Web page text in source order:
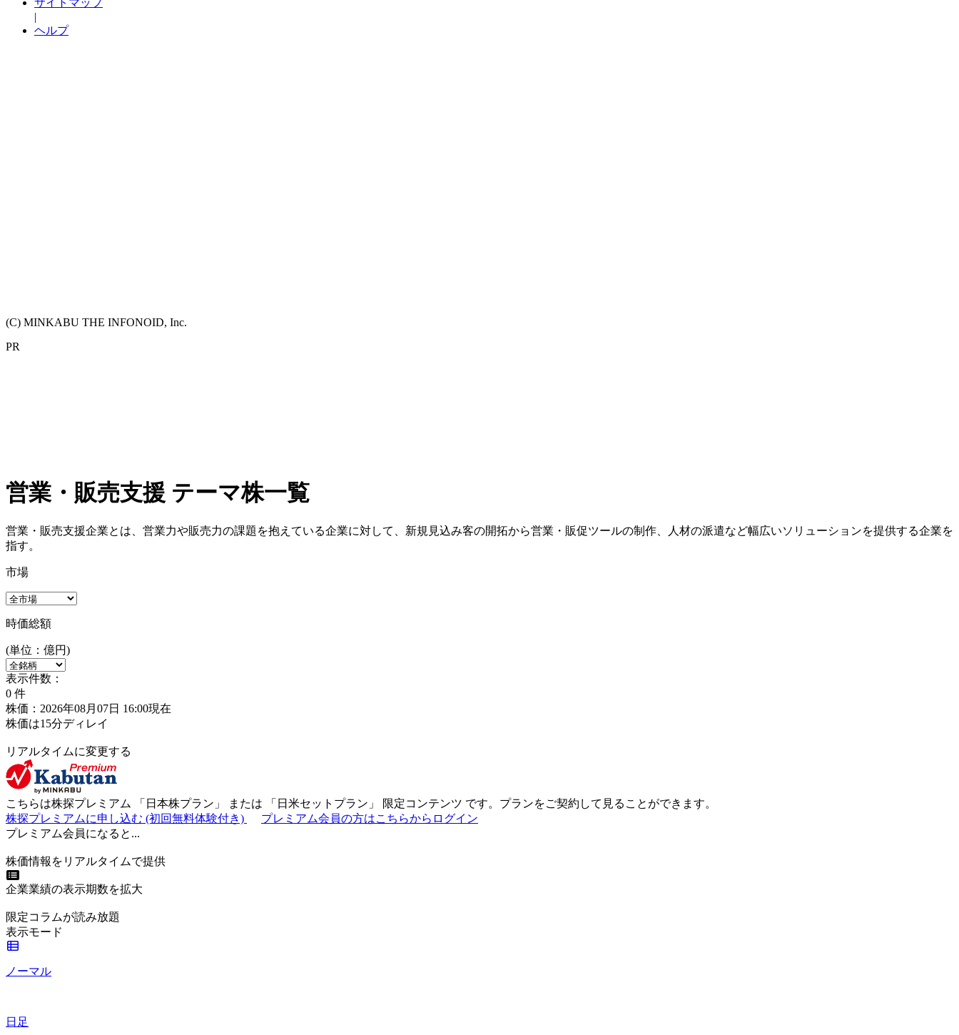
サイトマップ
|
ヘルプ
(C) MINKABU THE INFONOID, Inc.
PR
営業・販売支援 テーマ株一覧
営業・販売支援企業とは、営業力や販売力の課題を抱えている企業に対して、新規見込み客の開拓から営業・販促ツールの制作、人材の派遣など幅広いソリューションを提供する企業を
指す。
市場
時価総額
(単位：億円)
表示件数：
0 件
株価：2026年08月07日 16:00現在
株価は15分ディレイ
リアルタイムに変更する
こちらは株探プレミアム 「 日本株プラン 」 または 「 日米セットプラン 」 限定コンテンツ です。プランをご契約して見ることができます。
株探プレミアムに申し込む (初回無料体験付き)
プレミアム会員の方はこちらからログイン
プレミアム会員になると...
株価情報をリアルタイムで提供
企業業績の表示期数を拡大
限定コラムが読み放題
表示モード
ノーマル
日足